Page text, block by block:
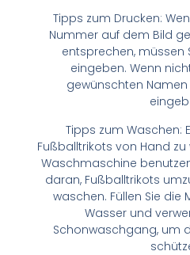
Tipps zum Drucken:
Nummer auf dem Bild
entsprechen, müssen
eingeben. Wenn
gewünschten
Tipps zum Waschen:
Fußballtrikots von Hand zu
Waschmaschine
daran, Fußballtrikots
waschen. Füllen Sie die
Wasser und
Schonwaschgang, um